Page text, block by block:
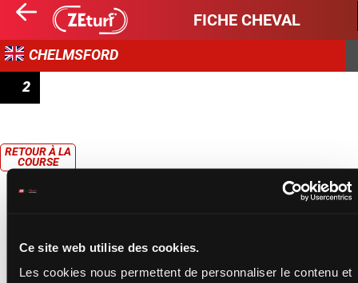
Ce site web utilise des cookies.
Les cookies nous permettent de personnaliser le contenu et
FICHE CHEVAL
CHELMSFORD
2
HANDICAP
RETOUR À LA
COURSE